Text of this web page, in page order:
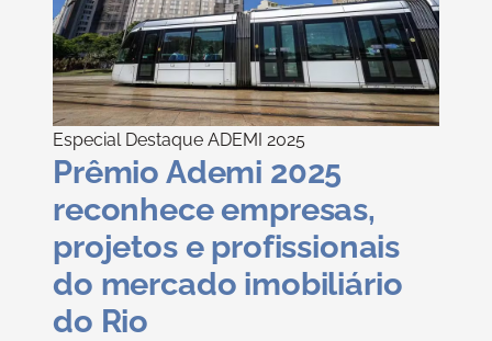
Especial Destaque ADEMI 2025
Prêmio Ademi 2025
reconhece empresas,
projetos e profissionais
do mercado imobiliário
do Rio